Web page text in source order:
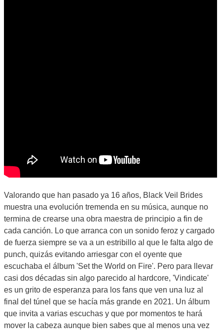
Valorando que han pasado ya 16 años, Black Veil Brides
muestra una evolución tremenda en su música, aunque no
termina de crearse una obra maestra de principio a fin de
cada canción. Lo que arranca con un sonido feroz y cargado
de fuerza siempre se va a un estribillo al que le falta algo de
punch, quizás evitando arriesgar con el oyente que
escuchaba el álbum 'Set the World on Fire'. Pero para llevar
casi dos décadas sin algo parecido al hardcore, 'Vindicate'
es un grito de esperanza para los fans que ven una luz al
final del túnel que se hacía más grande en 2021. Un álbum
que invita a varias escuchas y que por momentos te hará
mover la cabeza aunque bien sabes que al menos una vez